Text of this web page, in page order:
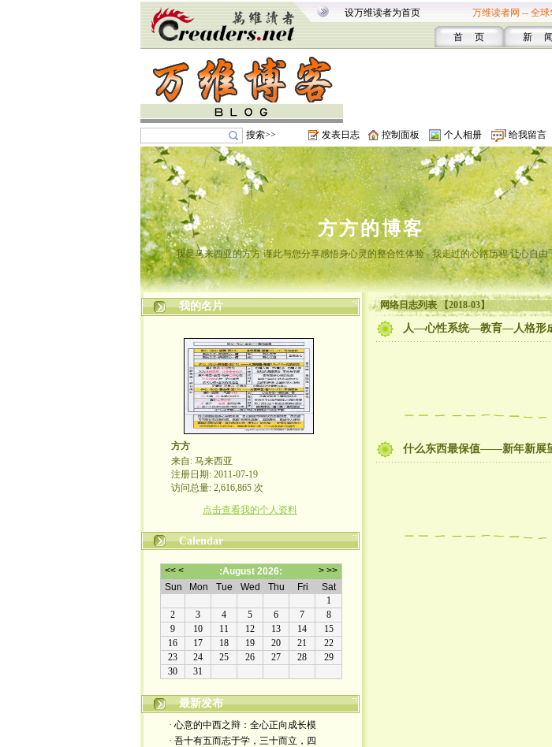
设万维读者为首页 万维读者网 -- 全
首 页 新 闻
搜索>> 发表日志 控制面板 个人相册 给我留言
方方的博客
我是马来西亚的方方 谨此与您分享感悟身心灵的整合性体验 - 我走过的心路历程 让心自由
我的名片
方方
来自: 马来西亚
注册日期: 2011-07-19
访问总量: 2,616,865 次
点击查看我的个人资料
Calendar
最新发布
· 心意的中西之辩：全心正向成长模
· 吾十有五而志于学，三十而立，四
网络日志列表 【2018-03】
人—心性系统—教育—人格形
什么东西最保值——新年新展